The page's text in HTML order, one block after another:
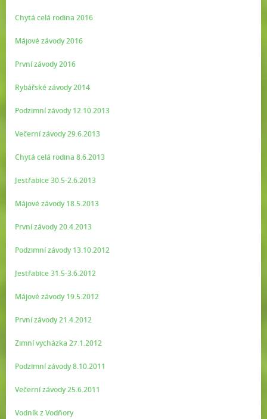
Chytá celá rodina 2016
Májové závody 2016
První závody 2016
Rybářské závody 2014
Podzimní závody 12.10.2013
Večerní závody 29.6.2013
Chytá celá rodina 8.6.2013
Jestřabice 30.5-2.6.2013
Májové závody 18.5.2013
První závody 20.4.2013
Podzimní závody 13.10.2012
Jestřabice 31.5-3.6.2012
Májové závody 19.5.2012
První závody 21.4.2012
Zimní vycházka 27.1.2012
Podzimní závody 8.10.2011
Večerní závody 25.6.2011
Vodník z Vodňory